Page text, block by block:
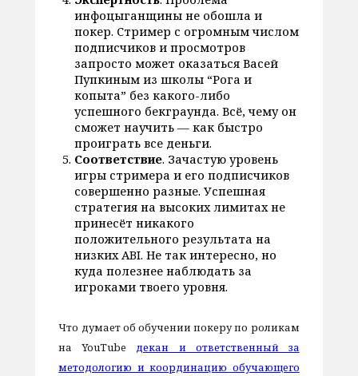
инфоцыганщины не обошла и
покер. Стример с огромным числом
подписчиков и просмотров
запросто может оказаться Васей
Пупкиным из школы “Рога и
копыта” без какого-либо
успешного бекграунда. Всё, чему он
сможет научить — как быстро
проиграть все деньги.
Соответствие. Зачастую уровень
игры стримера и его подписчиков
совершенно разные. Успешная
стратегия на высоких лимитах не
принесёт никакого
положительного результата на
низких ABI. Не так интересно, но
куда полезнее наблюдать за
игроками твоего уровня.
Что думает об обучении покеру по роликам
на YouTube декан и ответственный за
методологию и координацию обучающего